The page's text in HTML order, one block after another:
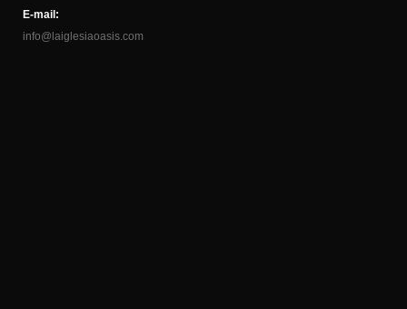
E-mail:
info@laiglesiaoasis.com